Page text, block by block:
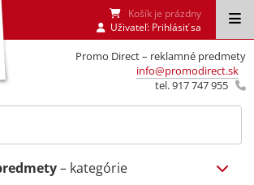
Promo Direct – reklamné predmety
info@promodirect.sk
tel. 917 747 955
Košík je prázdny
Uživateľ: Prihlásiť sa
– kategórie